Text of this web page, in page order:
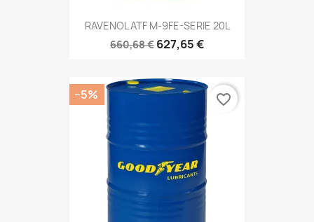
RAVENOL ATF M-9FE-SERIE 20L
660,68 € 627,65 €
−5% favorite_border